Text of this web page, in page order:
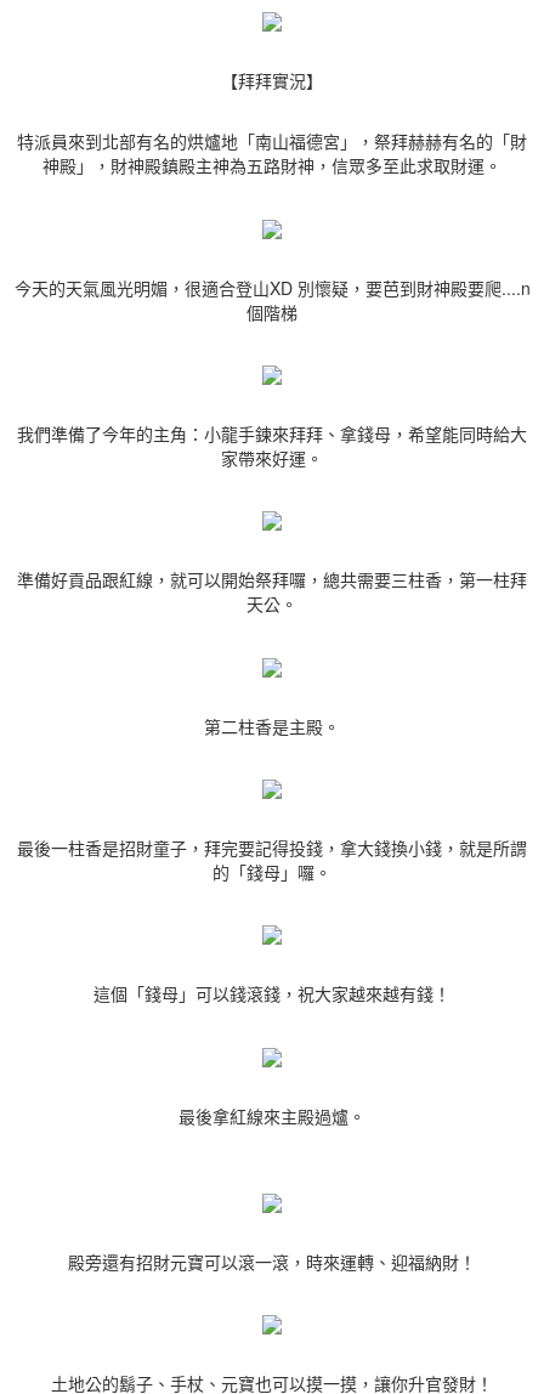
【拜拜實況】
特派員來到北部有名的烘爐地「南山福德宮」，祭拜赫赫有名的「財
神殿」，財神殿鎮殿主神為五路財神，信眾多至此求取財運。
今天的天氣風光明媚，很適合登山XD 別懷疑，要芭到財神殿要爬....n
個階梯
我們準備了今年的主角：小龍手鍊來拜拜、拿錢母，希望能同時給大
家帶來好運。
準備好貢品跟紅線，就可以開始祭拜囉，總共需要三柱香，第一柱拜
天公。
第二柱香是主殿。
最後一柱香是招財童子，拜完要記得投錢，拿大錢換小錢，就是所謂
的「錢母」囉。
這個「錢母」可以錢滾錢，祝大家越來越有錢！
最後拿紅線來主殿過爐。
殿旁還有招財元寶可以滾一滾，時來運轉、迎福納財！
土地公的鬍子、手杖、元寶也可以摸一摸，讓你升官發財！